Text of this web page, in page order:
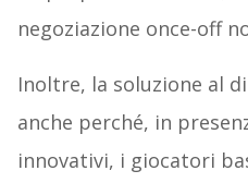
negoziazione once-off
Inoltre, la soluzione al
anche perché, in
innovativi, i giocatori